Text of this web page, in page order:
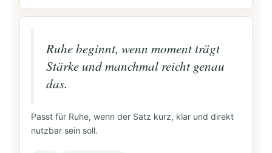
Ruhe beginnt, wenn moment trägt
Stärke und manchmal reicht genau
das.
Passt für Ruhe, wenn der Satz kurz, klar und direkt
nutzbar sein soll.